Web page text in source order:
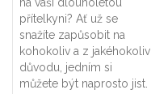
na vaši dlouholetou
přítelkyni? Ať už se
snažíte zapůsobit na
kohokoliv a z jakéhokoliv
důvodu, jedním si
můžete být naprosto jist.